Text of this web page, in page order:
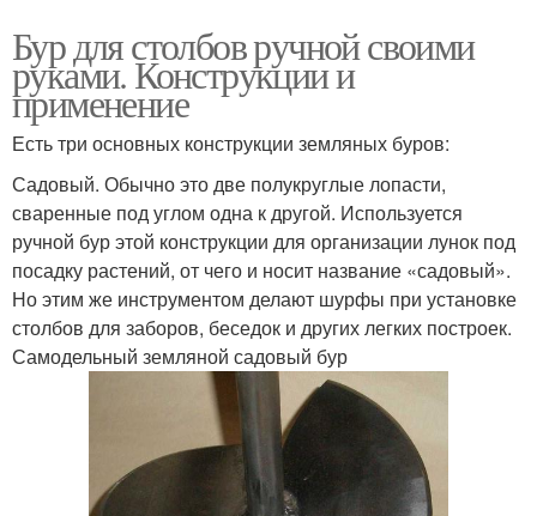
Бур для столбов ручной своими
руками. Конструкции и
применение
Есть три основных конструкции земляных буров:
Садовый. Обычно это две полукруглые лопасти,
сваренные под углом одна к другой. Используется
ручной бур этой конструкции для организации лунок под
посадку растений, от чего и носит название «садовый».
Но этим же инструментом делают шурфы при установке
столбов для заборов, беседок и других легких построек.
Самодельный земляной садовый бур